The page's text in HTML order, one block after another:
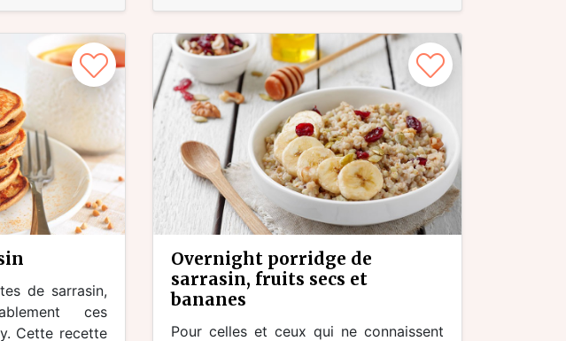
de sarrasin,
ces
Cette recette
overnight porridge de
sarrasin, fruits secs et
bananes
Pour celles et ceux qui ne connaissent